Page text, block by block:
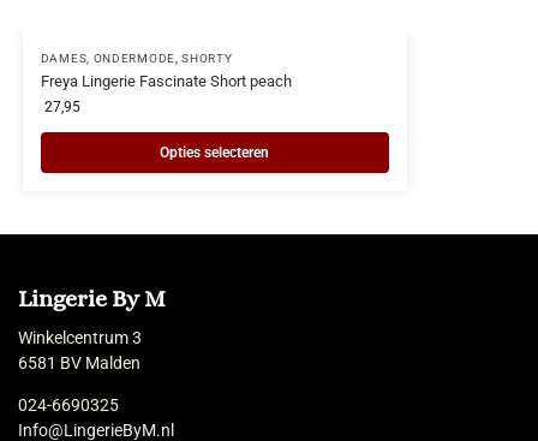
DAMES ONDERMODE ,SHORTY
Freya Lingerie Fascinate Short peach
27,95
Opties selecteren
Lingerie By M
Winkelcentrum 3
6581 BV Malden
024-6690325
Info@LingerieByM.nl